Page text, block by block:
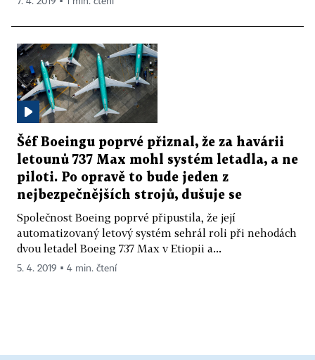
Šéf Boeingu poprvé přiznal, že za havárii
letounů 737 Max mohl systém letadla, a ne
piloti. Po opravě to bude jeden z
nejbezpečnějších strojů, dušuje se
Společnost Boeing poprvé připustila, že její
automatizovaný letový systém sehrál roli při nehodách
dvou letadel Boeing 737 Max v Etiopii a...
5. 4. 2019 ▪ 4 min. čtení